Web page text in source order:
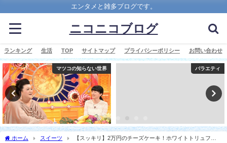
エンタメと雑多ブログです。
ニコニコブログ
ランキング 生活 TOP サイトマップ プライバシーポリシー お問い合わせ
マツコの知らない世界 バラエティ
ホーム スイーツ
【スッキリ】2万円のチーズケーキ！ホワイトトリュフ